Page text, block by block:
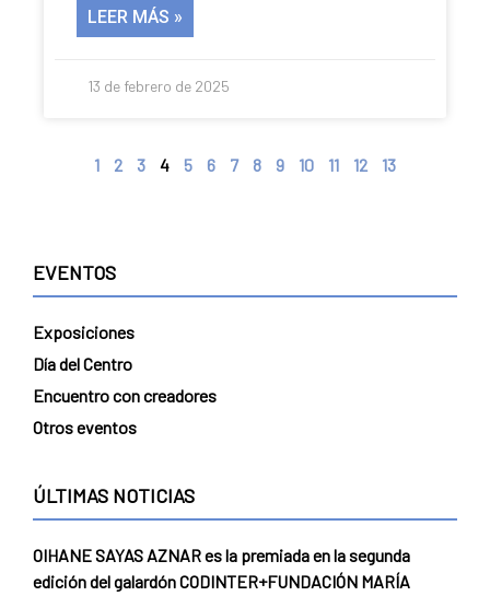
LEER MÁS »
13 de febrero de 2025
1 2 3 4 5 6 7 8 9 10 11 12 13
EVENTOS
Exposiciones
Día del Centro
Encuentro con creadores
Otros eventos
ÚLTIMAS NOTICIAS
OIHANE SAYAS AZNAR es la premiada en la segunda
edición del galardón CODINTER+FUNDACIÓN MARÍA